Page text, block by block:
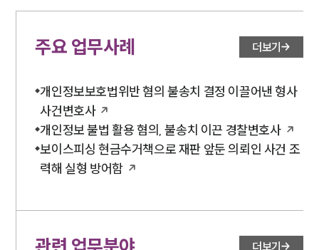
주요 업무사례 더보기
개인정보보호법위반 혐의 불송치 결정 이끌어낸 형사
사건변호사
개인정보 불법 활용 혐의, 불송치 이끈 경찰변호사
보이스피싱 현금수거책으로 재판 앞둔 의뢰인 사건 조
력해 실형 방어함
더보기